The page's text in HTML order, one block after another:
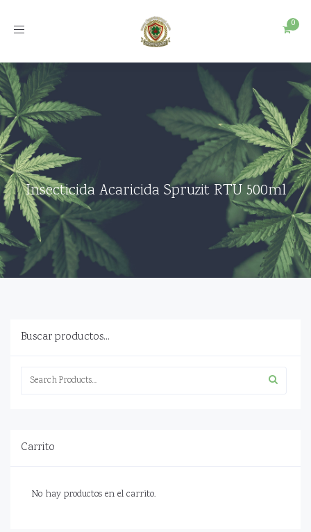
Toggle
Insecticida Acaricida Spruzit RTU 500ml
Buscar productos...
Search
Carrito
No hay productos en el carrito.